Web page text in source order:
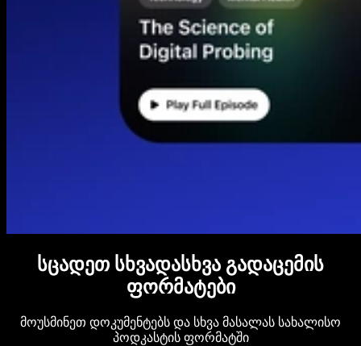
სცადეთ სხვადასხვა გადაცემის
ფორმატები
მოუსმინეთ დოკუმენტებს და სხვა მასალას სახალისო
პოდკასტის ფორმატში